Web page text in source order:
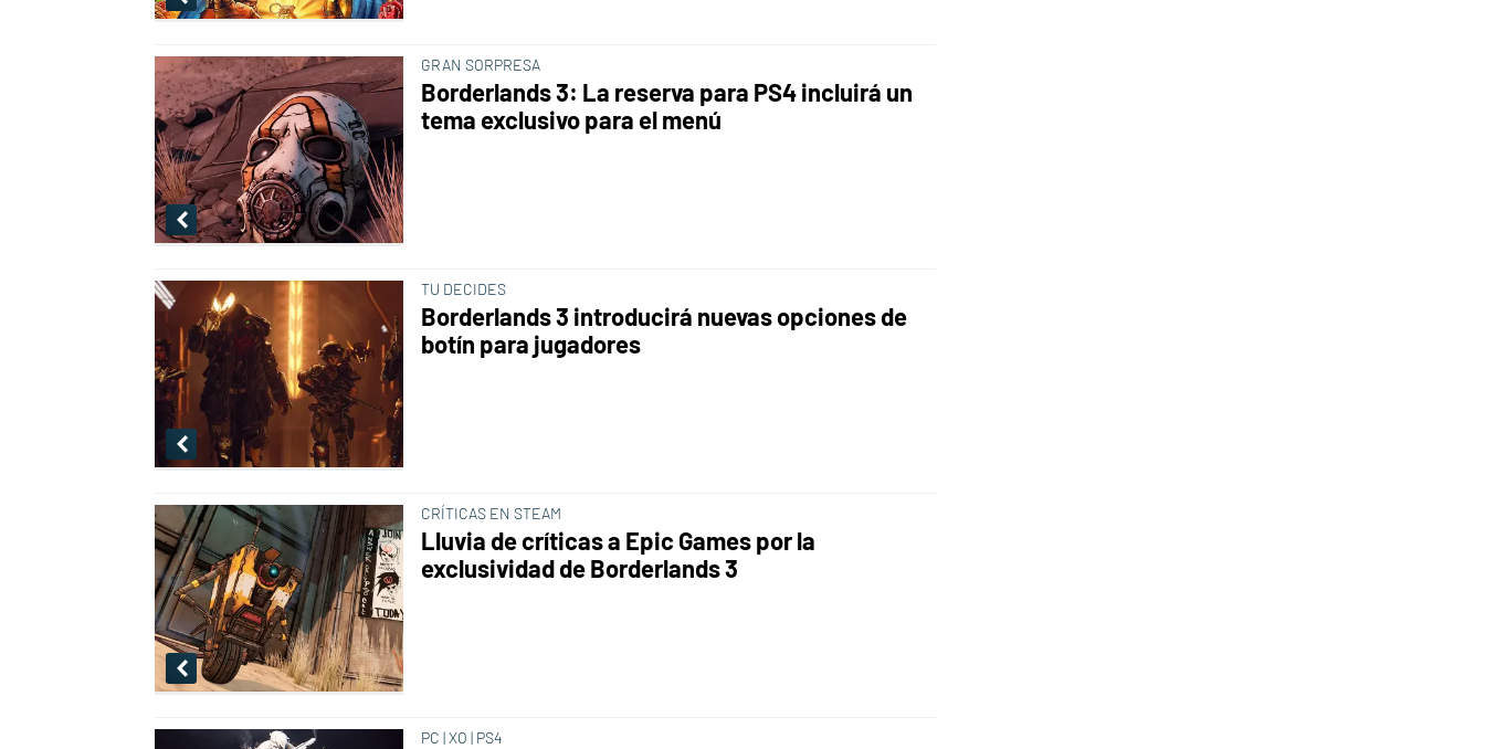
GRAN SORPRESA
Borderlands 3: La reserva para PS4 incluirá un
tema exclusivo para el menú
TU DECIDES
Borderlands 3 introducirá nuevas opciones de
botín para jugadores
CRÍTICAS EN STEAM
Lluvia de críticas a Epic Games por la
exclusividad de Borderlands 3
PC | XO | PS4